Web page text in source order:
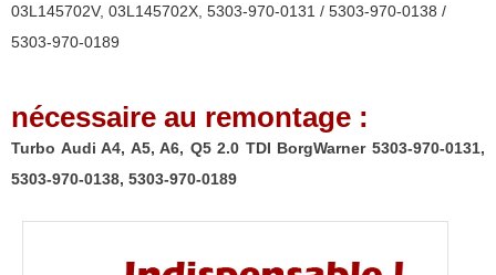
970-
0189
03L145702V, 03L145702X 5303-970-0131 / 5303-970-0138 /
5303-970-0189
nécessaire au remontage :
Turbo Audi A4, A5, A6, Q5 2.0 TDI BorgWarner 5303-970-0131,
5303-970-0138, 5303-970-0189